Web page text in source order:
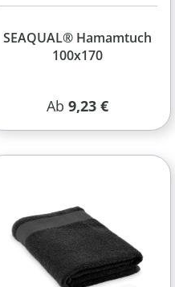
SEAQUAL® Hamamtuch
100x170
Regulärer Preis:
Ab 9,23 €